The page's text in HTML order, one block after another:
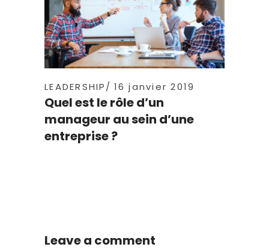
LEADERSHIP 16 janvier 2019
Quel est le rôle d’un
manageur au sein d’une
entreprise ?
Leave a comment